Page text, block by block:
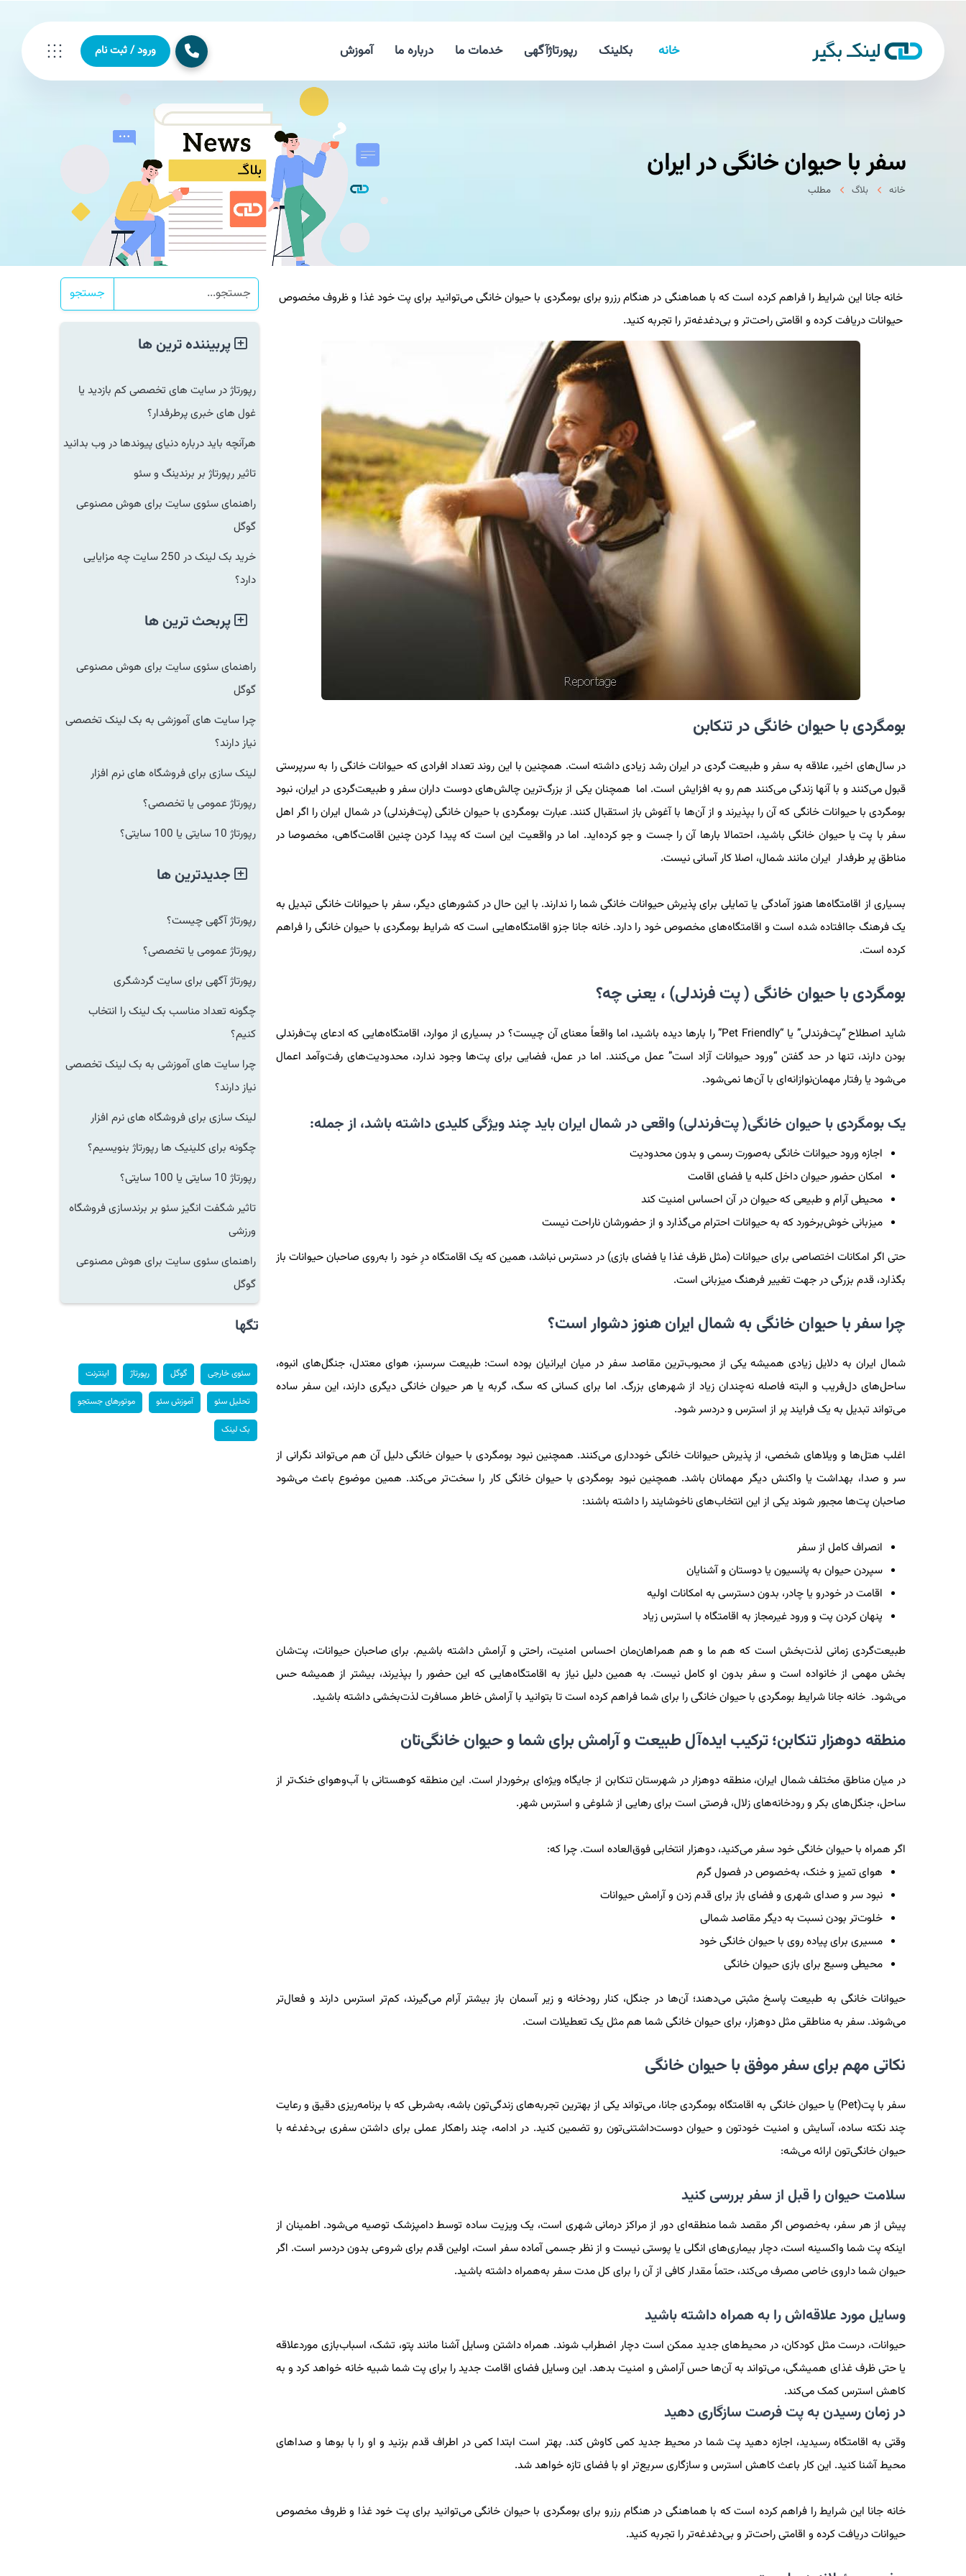
خانه بکلینک رپورتاژآگهی خدمات ما درباره ما آموزش ورود / ثبت نام
سفر با حیوان خانگی در ایران
خانه بلاگ مطلب
خانه جانا این شرایط را فراهم کرده است که با هماهنگی در هنگام رزرو برای بومگردی با حیوان خانگی می‌توانید برای پت خود غذا و ظروف مخصوص
حیوانات دریافت کرده و اقامتی راحت‌تر و بی‌دغدغه‌تر را تجربه کنید.
بومگردی با حیوان خانگی در تنکابن
در سال‌های اخیر، علاقه به سفر و طبیعت گردی در ایران رشد زیادی داشته است. همچنین با این روند تعداد افرادی که حیوانات خانگی را به سرپرستی
قبول می‌کنند و با آنها زندگی می‌کنند هم رو به افزایش است. اما همچنان یکی از بزرگ‌ترین چالش‌های دوست داران سفر و طبیعت‌گردی در ایران، نبود
بومگردی با حیوانات خانگی که آن را بپذیرند و از آن‌ها با آغوش باز استقبال کنند. عبارت بومگردی با حیوان خانگی (پت‌فرندلی) در شمال ایران را اگر اهل
سفر با پت یا حیوان خانگی باشید، احتمالا بارها آن را جست و جو کرده‌اید. اما در واقعیت این است که پیدا کردن چنین اقامت‌گاهی، مخصوصا در
مناطق پر طرفدار ایران مانند شمال، اصلا کار آسانی نیست.
بسیاری از اقامتگاه‌ها هنوز آمادگی یا تمایلی برای پذیرش حیوانات خانگی شما را ندارند. با این حال در کشورهای دیگر، سفر با حیوانات خانگی تبدیل به
یک فرهنگ جاافتاده شده است و اقامتگاه‌های مخصوص خود را دارد. خانه جانا جزو اقامتگاه‌هایی است که شرایط بومگردی با حیوان خانگی را فراهم
کرده است.
بومگردی با حیوان خانگی ( پت فرندلی) ، یعنی چه؟
شاید اصطلاح “پت‌فرندلی” یا “Pet Friendly” را بارها دیده باشید، اما واقعاً معنای آن چیست؟ در بسیاری از موارد، اقامتگاه‌هایی که ادعای پت‌فرندلی
بودن دارند، تنها در حد گفتن “ورود حیوانات آزاد است” عمل می‌کنند. اما در عمل، فضایی برای پت‌ها وجود ندارد، محدودیت‌های رفت‌وآمد اعمال
می‌شود یا رفتار مهمان‌نوازانه‌ای با آن‌ها نمی‌شود.
یک بومگردی با حیوان خانگی( پت‌فرندلی) واقعی در شمال ایران باید چند ویژگی کلیدی داشته باشد، از جمله:
اجازه ورود حیوانات خانگی به‌صورت رسمی و بدون محدودیت
امکان حضور حیوان داخل کلبه یا فضای اقامت
محیطی آرام و طبیعی که حیوان در آن احساس امنیت کند
میزبانی خوش‌برخورد که به حیوانات احترام می‌گذارد و از حضورشان ناراحت نیست
حتی اگر امکانات اختصاصی برای حیوانات (مثل ظرف غذا یا فضای بازی) در دسترس نباشد، همین که یک اقامتگاه درِ خود را به‌روی صاحبان حیوانات باز
بگذارد، قدم بزرگی در جهت تغییر فرهنگ میزبانی است.
چرا سفر با حیوان خانگی به شمال ایران هنوز دشوار است؟
شمال ایران به دلایل زیادی همیشه یکی از محبوب‌ترین مقاصد سفر در میان ایرانیان بوده است: طبیعت سرسبز، هوای معتدل، جنگل‌های انبوه،
ساحل‌های دل‌فریب و البته فاصله نه‌چندان زیاد از شهرهای بزرگ. اما برای کسانی که سگ، گربه یا هر حیوان خانگی دیگری دارند، این سفر ساده
می‌تواند تبدیل به یک فرایند پر از استرس و دردسر شود.
اغلب هتل‌ها و ویلاهای شخصی، از پذیرش حیوانات خانگی خودداری می‌کنند. همچنین نبود بومگردی با حیوان خانگی دلیل آن هم می‌تواند نگرانی از
سر و صدا، بهداشت یا واکنش دیگر مهمانان باشد. همچنین نبود بومگردی با حیوان خانگی کار را سخت‌تر می‌کند. همین موضوع باعث می‌شود
صاحبان پت‌ها مجبور شوند یکی از این انتخاب‌های ناخوشایند را داشته باشند:
انصراف کامل از سفر
سپردن حیوان به پانسیون یا دوستان و آشنایان
اقامت در خودرو یا چادر، بدون دسترسی به امکانات اولیه
پنهان کردن پت و ورود غیرمجاز به اقامتگاه با استرس زیاد
طبیعت‌گردی زمانی لذت‌بخش است که هم ما و هم همراهان‌مان احساس امنیت، راحتی و آرامش داشته باشیم. برای صاحبان حیوانات، پت‌شان
بخش مهمی از خانواده است و سفر بدون او کامل نیست. به همین دلیل نیاز به اقامتگاه‌هایی که این حضور را بپذیرند، بیشتر از همیشه حس
می‌شود. خانه جانا شرایط بومگردی با حیوان خانگی را برای شما فراهم کرده است تا بتوانید با آرامش خاطر مسافرت لذت‌بخشی داشته باشید.
منطقه دوهزار تنکابن؛ ترکیب ایده‌آل طبیعت و آرامش برای شما و حیوان خانگی‌تان
در میان مناطق مختلف شمال ایران، منطقه دوهزار در شهرستان تنکابن از جایگاه ویژه‌ای برخوردار است. این منطقه کوهستانی با آب‌وهوای خنک‌تر از
ساحل، جنگل‌های بکر و رودخانه‌های زلال، فرصتی است برای رهایی از شلوغی و استرس شهر.
اگر همراه با حیوان خانگی خود سفر می‌کنید، دوهزار انتخابی فوق‌العاده است. چرا که:
هوای تمیز و خنک، به‌خصوص در فصول گرم
نبود سر و صدای شهری و فضای باز برای قدم زدن و آرامش حیوانات
خلوت‌تر بودن نسبت به دیگر مقاصد شمالی
مسیری برای پیاده روی با حیوان خانگی خود
محیطی وسیع برای بازی حیوان خانگی
حیوانات خانگی به طبیعت پاسخ مثبتی می‌دهند؛ آن‌ها در جنگل، کنار رودخانه و زیر آسمان باز بیشتر آرام می‌گیرند، کم‌تر استرس دارند و فعال‌تر
می‌شوند. سفر به مناطقی مثل دوهزار، برای حیوان خانگی شما هم مثل یک تعطیلات است.
نکاتی مهم برای سفر موفق با حیوان خانگی
سفر با پت(Pet) یا حیوان خانگی به اقامتگاه بومگردی جانا، می‌تواند یکی از بهترین تجربه‌های زندگی‌تون باشه، به‌شرطی که با برنامه‌ریزی دقیق و رعایت
چند نکته ساده، آسایش و امنیت خودتون و حیوان دوست‌داشتنی‌تون رو تضمین کنید. در ادامه، چند راهکار عملی برای داشتن سفری بی‌دغدغه با
حیوان خانگی‌تون ارائه می‌شه:
سلامت حیوان را قبل از سفر بررسی کنید
پیش از هر سفر، به‌خصوص اگر مقصد شما منطقه‌ای دور از مراکز درمانی شهری است، یک ویزیت ساده توسط دامپزشک توصیه می‌شود. اطمینان از
اینکه پت شما واکسینه است، دچار بیماری‌های انگلی یا پوستی نیست و از نظر جسمی آماده سفر است، اولین قدم برای شروعی بدون دردسر است. اگر
حیوان شما داروی خاصی مصرف می‌کند، حتماً مقدار کافی از آن را برای کل مدت سفر به‌همراه داشته باشید.
وسایل مورد علاقه‌اش را به همراه داشته باشید
حیوانات، درست مثل کودکان، در محیط‌های جدید ممکن است دچار اضطراب شوند. همراه داشتن وسایل آشنا مانند پتو، تشک، اسباب‌بازی موردعلاقه
یا حتی ظرف غذای همیشگی، می‌تواند به آن‌ها حس آرامش و امنیت بدهد. این وسایل فضای اقامت جدید را برای پت شما شبیه خانه خواهد کرد و به
کاهش استرس کمک می‌کند.
در زمان رسیدن به پت فرصت سازگاری دهید
وقتی به اقامتگاه رسیدید، اجازه دهید پت شما در محیط جدید کمی کاوش کند. بهتر است ابتدا کمی در اطراف قدم بزنید و او را با بوها و صداهای
محیط آشنا کنید. این کار باعث کاهش استرس و سازگاری سریع‌تر او با فضای تازه خواهد شد.
خانه جانا این شرایط را فراهم کرده است که با هماهنگی در هنگام رزرو برای بومگردی با حیوان خانگی می‌توانید برای پت خود غذا و ظروف مخصوص
حیوانات دریافت کرده و اقامتی راحت‌تر و بی‌دغدغه‌تر را تجربه کنید.
جستجو
پربیننده ترین ها
رپورتاژ در سایت های تخصصی کم بازدید یا
غول های خبری پرطرفدار؟
هرآنچه باید درباره دنیای پیوندها در وب بدانید
تاثیر رپورتاژ بر برندینگ و سئو
راهنمای سئوی سایت برای هوش مصنوعی
گوگل
خرید بک لینک در 250 سایت چه مزایایی
دارد؟
پربحث ترین ها
راهنمای سئوی سایت برای هوش مصنوعی
گوگل
چرا سایت های آموزشی به بک لینک تخصصی
نیاز دارند؟
لینک سازی برای فروشگاه های نرم افزار
رپورتاژ عمومی یا تخصصی؟
رپورتاژ 10 سایتی یا 100 سایتی؟
جدیدترین ها
رپورتاژ آگهی چیست؟
رپورتاژ عمومی یا تخصصی؟
رپورتاژ آگهی برای سایت گردشگری
چگونه تعداد مناسب بک لینک را انتخاب
کنیم؟
چرا سایت های آموزشی به بک لینک تخصصی
نیاز دارند؟
لینک سازی برای فروشگاه های نرم افزار
چگونه برای کلینیک ها رپورتاژ بنویسیم؟
رپورتاژ 10 سایتی یا 100 سایتی؟
تاثیر شگفت انگیز سئو بر برندسازی فروشگاه
ورزشی
راهنمای سئوی سایت برای هوش مصنوعی
گوگل
تگها
سئوی خارجی گوگل رپورتاژ اینترنت
تحلیل سئو آموزش سئو موتورهای جستجو
بک لینک